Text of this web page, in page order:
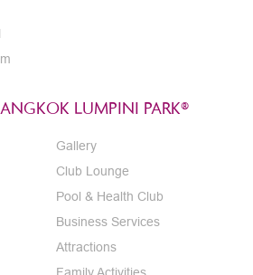
LUMPINI PARK®
Gallery
Club Lounge
Pool & Health Club
Business Services
Attractions